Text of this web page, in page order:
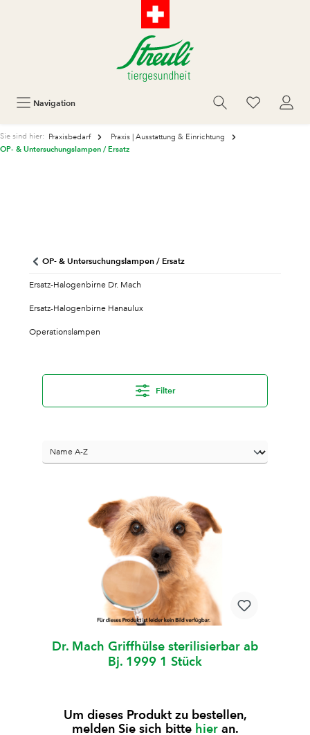
Navigation
Sie sind hier: Praxisbedarf
Praxis | Ausstattung & Einrichtung
OP- & Untersuchungslampen / Ersatz
OP- & Untersuchungslampen / Ersatz
Ersatz-Halogenbirne Dr. Mach
Ersatz-Halogenbirne Hanaulux
Operationslampen
Filter
Dr. Mach Griffhülse sterilisierbar ab
Bj. 1999 1 Stück
Um dieses Produkt zu bestellen,
melden Sie sich bitte hieran.